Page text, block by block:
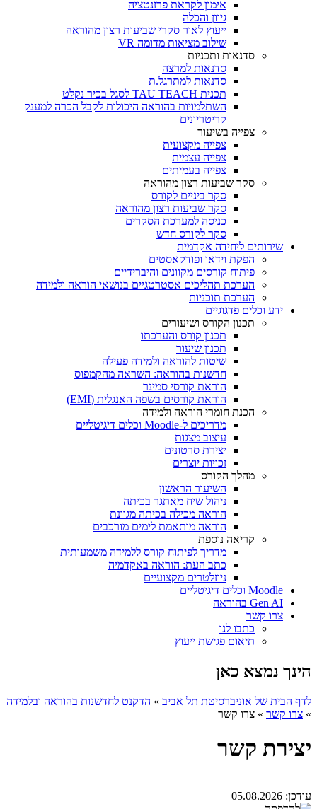
אימון לקראת פרזנטציה
גיוון והכלה
ייעוץ לאור סקרי שביעות רצון מהוראה
שילוב מציאות מדומה VR
סדנאות ותכניות
סדנאות למרצה
סדנאות למתרגל.ת
תכנית TAU TEACH לסגל בכיר נקלט
השתלמויות בהוראה היכולות לקבל הכרה למענק
קריטריונים
צפייה בשיעור
צפייה מקצועית
צפייה עצמית
צפייה בעמיתים
סקר שביעות רצון מהוראה
סקר ביניים לקורס
סקר שביעות רצון מהוראה
כניסה למערכת הסקרים
סקר לקורס חדש
שירותים ליחידה אקדמית
הפקת וידאו ופודקאסטים
פיתוח קורסים מקוונים והיברידיים
הערכת תהליכים אסטרטגיים בנושאי הוראה ולמידה
הערכת תוכניות
ידע וכלים פדגוגיים
תכנון הקורס ושיעורים
תכנון קורס והערכתו
תכנון שיעור
שיטות להוראה ולמידה פעילה
חדשנות בהוראה: השראה מהקמפוס
הוראת קורסי סמינר
הוראת קורסים בשפה האנגלית (EMI)
הכנת חומרי הוראה ולמידה
מדריכים ל-Moodle וכלים דיגיטליים
עיצוב מצגות
יצירת סרטונים
זכויות יוצרים
מהלך הקורס
השיעור הראשון
ניהול שיח מאתגר בכיתה
הוראה מכילה בכיתה מגוונת
הוראה מותאמת לימים מורכבים
קריאה נוספת
מדריך לפיתוח קורס ללמידה משמעותית
כתב העת: הוראה באקדמיה
ניוזלטרים מקצועיים
Moodle וכלים דיגיטליים
Gen AI בהוראה
צרו קשר
כתבו לנו
תיאום פגישת ייעוץ
הינך נמצא כאן
לדף הבית של אוניברסיטת תל אביב » הדקנט לחדשנות בהוראה ובלמידה
» צרו קשר » צרו קשר
יצירת קשר
עודכן: 05.08.2026